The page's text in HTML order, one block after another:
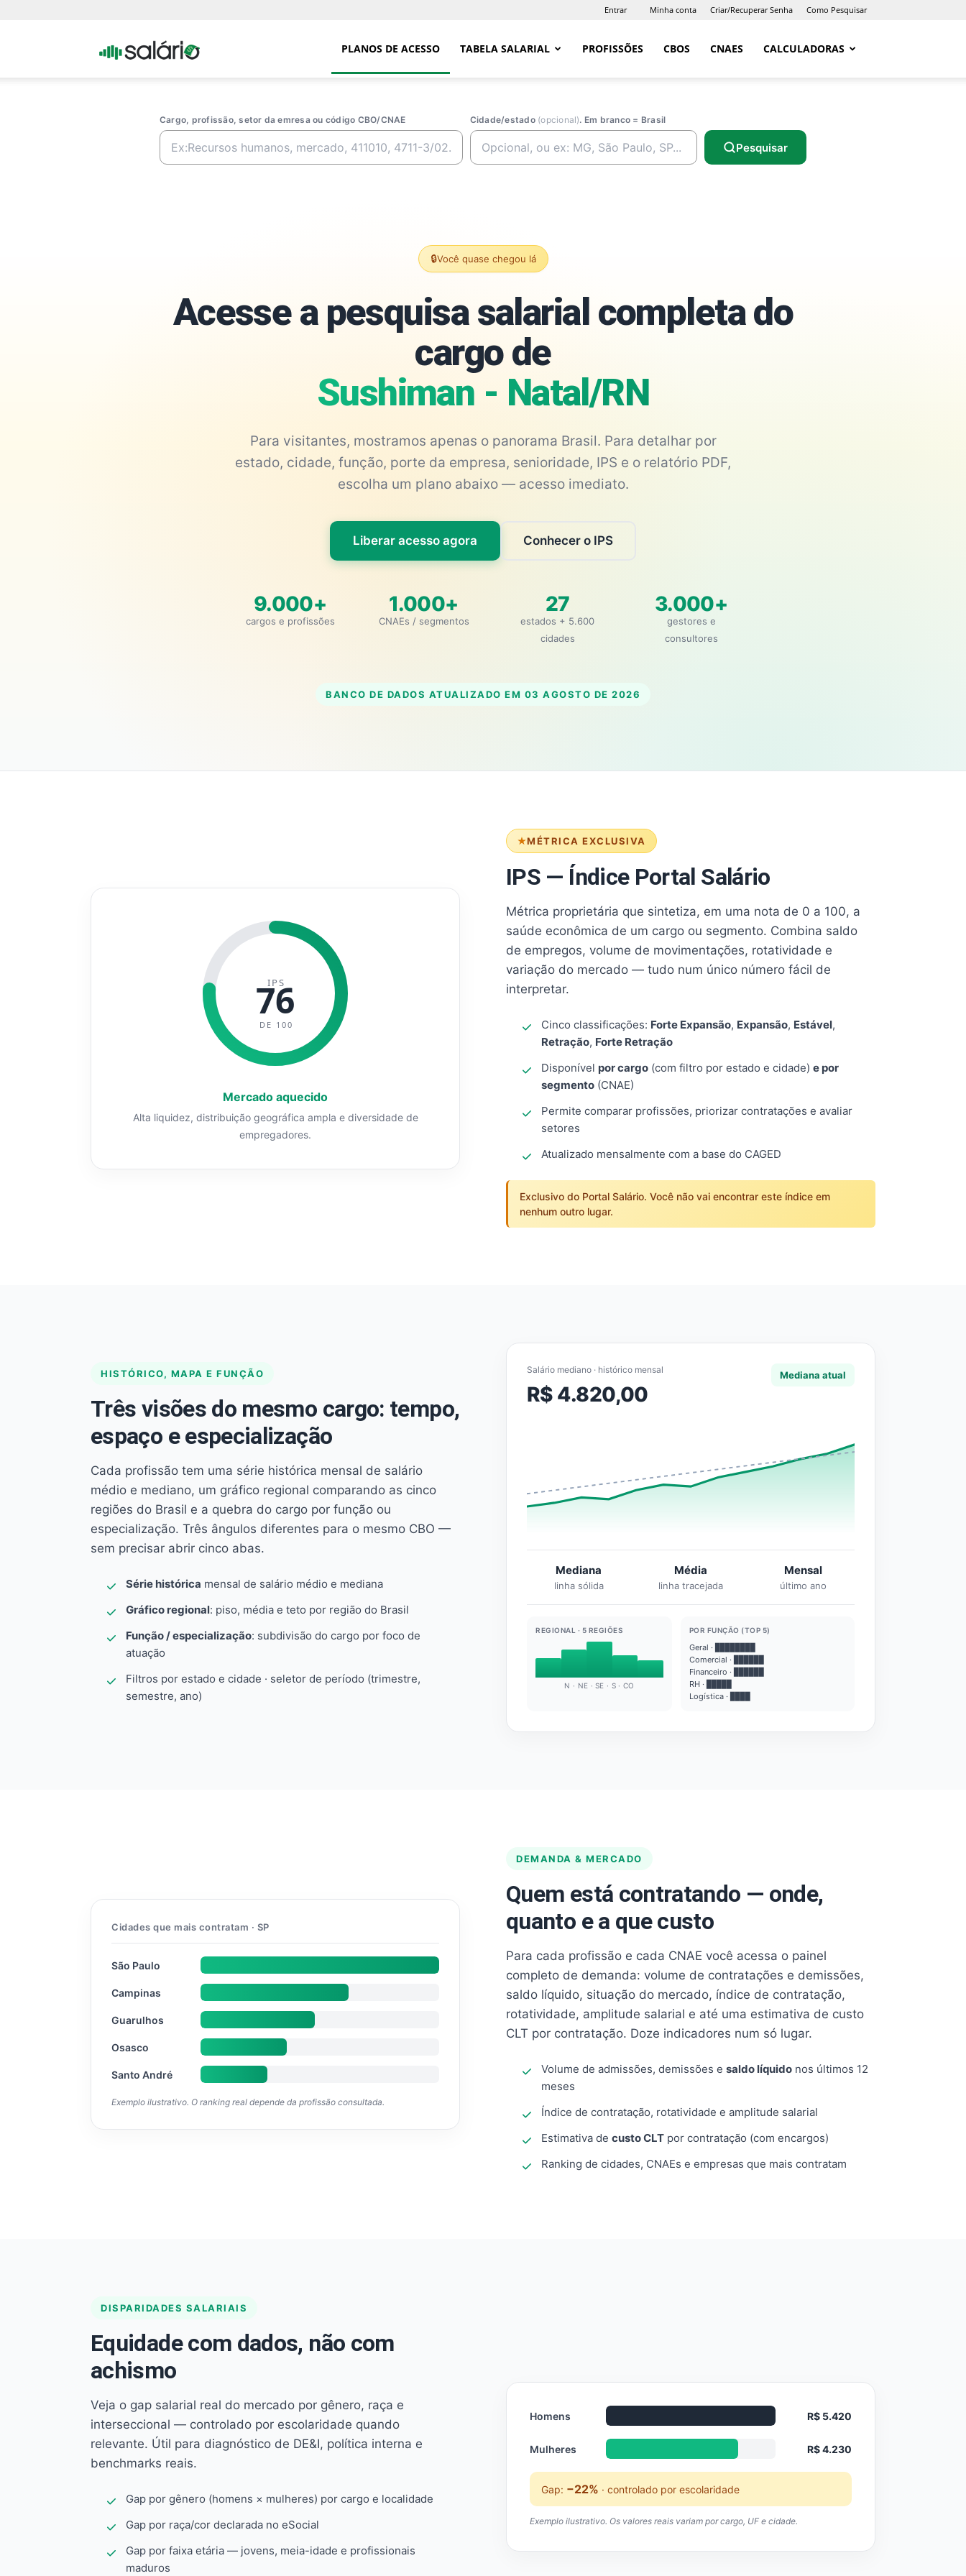
Entrar Minha conta Criar/Recuperar Senha Como Pesquisar
Portal PLANOS DE ACESSO TABELA SALARIAL PROFISSÕES CBOS CNAES CALCULADORAS
Cargo, profissão, setor da emresa ou código CBO/CNAE Cidade/estado (opcional). Em branco = Brasil
Pesquisar
🔒Você quase chegou lá
Acesse a pesquisa salarial completa do
cargo de
Sushiman - Natal/RN
Para visitantes, mostramos apenas o panorama Brasil. Para detalhar por
estado, cidade, função, porte da empresa, senioridade, IPS e o relatório PDF,
escolha um plano abaixo — acesso imediato.
Liberar acesso agora Conhecer o IPS
9.000+
cargos e profissões
1.000+
CNAEs / segmentos
27
estados + 5.600
cidades
3.000+
gestores e
consultores
BANCO DE DADOS ATUALIZADO EM 03 AGOSTO DE 2026
MÉTRICA EXCLUSIVA
IPS — Índice Portal Salário
Métrica proprietária que sintetiza, em uma nota de 0 a 100, a
saúde econômica de um cargo ou segmento. Combina saldo
de empregos, volume de movimentações, rotatividade e
variação do mercado — tudo num único número fácil de
interpretar.
Cinco classificações: Forte Expansão, Expansão, Estável,
Retração, Forte Retração
Disponível por cargo (com filtro por estado e cidade) e por
segmento (CNAE)
Permite comparar profissões, priorizar contratações e avaliar
setores
Atualizado mensalmente com a base do CAGED
Exclusivo do Portal Salário. Você não vai encontrar este índice em
nenhum outro lugar.
IPS
76
DE 100
Mercado aquecido
Alta liquidez, distribuição geográfica ampla e diversidade de
empregadores.
HISTÓRICO, MAPA E FUNÇÃO
Três visões do mesmo cargo: tempo,
espaço e especialização
Cada profissão tem uma série histórica mensal de salário
médio e mediano, um gráfico regional comparando as cinco
regiões do Brasil e a quebra do cargo por função ou
especialização. Três ângulos diferentes para o mesmo CBO —
sem precisar abrir cinco abas.
Série histórica mensal de salário médio e mediana
Gráfico regional: piso, média e teto por região do Brasil
Função / especialização: subdivisão do cargo por foco de
atuação
Filtros por estado e cidade · seletor de período (trimestre,
semestre, ano)
Salário mediano · histórico mensal
R$ 4.820,00
Mediana atual
Mediana
linha sólida
Média
linha tracejada
Mensal
último ano
REGIONAL · 5 REGIÕES
N · NE · SE · S · CO
POR FUNÇÃO (TOP 5)
Geral · ████████
Comercial · ██████
Financeiro · ██████
RH · █████
Logística · ████
DEMANDA & MERCADO
Quem está contratando — onde,
quanto e a que custo
Para cada profissão e cada CNAE você acessa o painel
completo de demanda: volume de contratações e demissões,
saldo líquido, situação do mercado, índice de contratação,
rotatividade, amplitude salarial e até uma estimativa de custo
CLT por contratação. Doze indicadores num só lugar.
Volume de admissões, demissões e saldo líquido nos últimos 12
meses
Índice de contratação, rotatividade e amplitude salarial
Estimativa de custo CLT por contratação (com encargos)
Ranking de cidades, CNAEs e empresas que mais contratam
Cidades que mais contratam · SP
São Paulo
Campinas
Guarulhos
Osasco
Santo André
Exemplo ilustrativo. O ranking real depende da profissão consultada.
DISPARIDADES SALARIAIS
Equidade com dados, não com
achismo
Veja o gap salarial real do mercado por gênero, raça e
interseccional — controlado por escolaridade quando
relevante. Útil para diagnóstico de DE&I, política interna e
benchmarks reais.
Gap por gênero (homens × mulheres) por cargo e localidade
Gap por raça/cor declarada no eSocial
Gap por faixa etária — jovens, meia-idade e profissionais
maduros
Homens R$ 5.420
Mulheres R$ 4.230
Gap: −22% · controlado por escolaridade
Exemplo ilustrativo. Os valores reais variam por cargo, UF e cidade.